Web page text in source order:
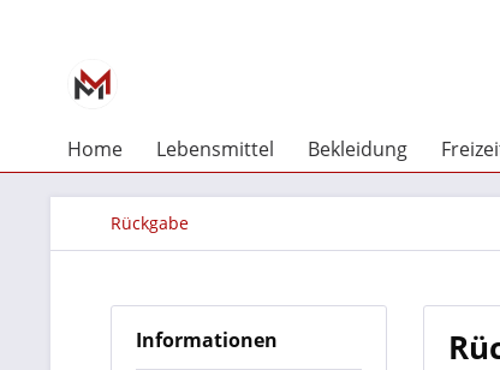
Home Lebensmittel Bekleidung
Rückgabe
Informationen